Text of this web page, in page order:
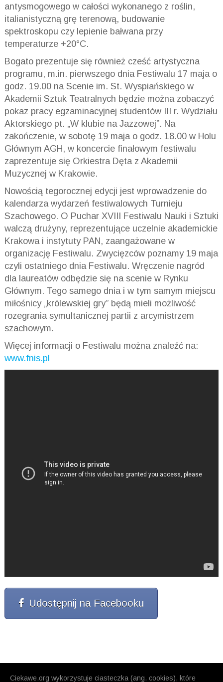
Ciekawe.org wykorzystuje ciasteczka (ang. cookies), które
antysmogowego w całości wykonanego z roślin,
italianistyczną grę terenową, budowanie
spektroskopu czy lepienie bałwana przy
temperaturze +20°C.
Bogato prezentuje się również cześć artystyczna
programu, m.in. pierwszego dnia Festiwalu 17 maja o
godz. 19.00 na Scenie im. St. Wyspiańskiego w
Akademii Sztuk Teatralnych będzie można zobaczyć
pokaz pracy egzaminacyjnej studentów III r. Wydziału
Aktorskiego pt. „W klubie na Jazzowej”. Na
zakończenie, w sobotę 19 maja o godz. 18.00 w Holu
Głównym AGH, w koncercie finałowym festiwalu
zaprezentuje się Orkiestra Dęta z Akademii
Muzycznej w Krakowie.
Nowością tegorocznej edycji jest wprowadzenie do
kalendarza wydarzeń festiwalowych Turnieju
Szachowego. O Puchar XVIII Festiwalu Nauki i Sztuki
walczą drużyny, reprezentujące uczelnie akademickie
Krakowa i instytuty PAN, zaangażowane w
organizację Festiwalu. Zwycięzców poznamy 19 maja
czyli ostatniego dnia Festiwalu. Wręczenie nagród
dla laureatów odbędzie się na scenie w Rynku
Głównym. Tego samego dnia i w tym samym miejscu
miłośnicy „królewskiej gry” będą mieli możliwość
rozegrania symultanicznej partii z arcymistrzem
szachowym.
Więcej informacji o Festiwalu można znaleźć na:
www.fnis.pl
Udostępnij na Facebooku